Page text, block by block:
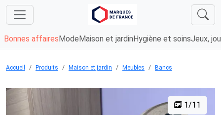
Bonnes affaires Mode Maison et jardin Hygiène et soinsJeux,
Accueil Produits Maison et jardin Meubles Bancs
1/11